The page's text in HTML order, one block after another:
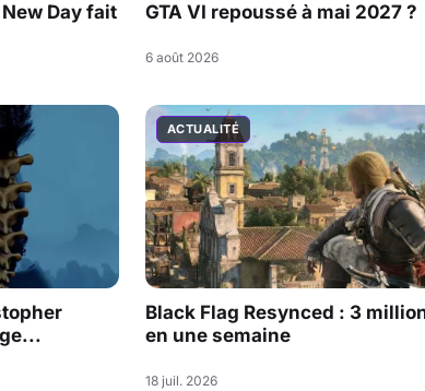
Day fait
GTA VI repoussé à mai 2027 ?
6 août 2026
ACTUALITÉ
Black Flag Resynced : 3
en une semaine
18 juil. 2026